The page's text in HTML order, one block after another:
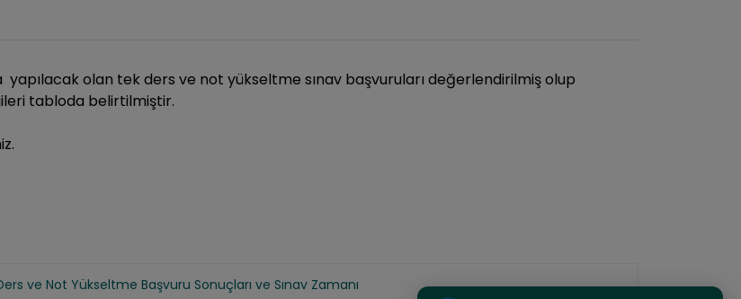
olan tek ders ve not yükseltme sınav başvuruları değerlendirilmiş olup
tabloda belirtilmiştir.
ve Not Yükseltme Başvuru Sonuçları ve Sınav Zamanı